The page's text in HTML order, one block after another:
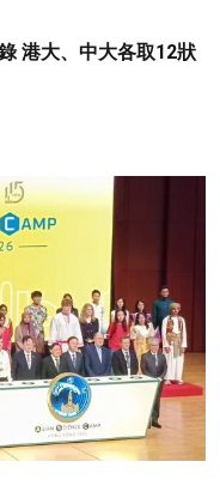
港大、中大各取12狀